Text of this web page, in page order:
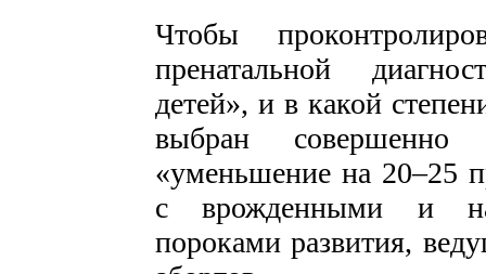
Чтобы
пренатальной
детей», и в какой
выбран
«уменьшение на 20–25
с врожденными и
пороками развития,